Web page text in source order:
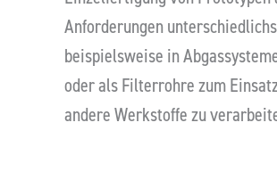
Anforderungen
beispielsweise in
oder als Filterrohre zum
andere Werkstoffe zu